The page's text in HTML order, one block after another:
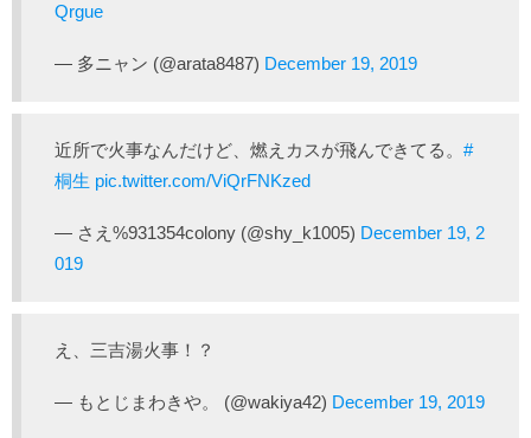
Qrgue
— 多ニャン (@arata8487) December 19, 2019
近所で火事なんだけど、燃えカスが飛んできてる。 #
桐生 pic.twitter.com/ViQrFNKzed
— さえ%931354colony (@shy_k1005) December 19, 2
019
え、三吉湯火事！？
— もとじまわきや。 (@wakiya42) December 19, 2019